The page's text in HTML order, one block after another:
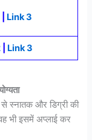
Link 3
Link 3
से स्नातक और डिग्री की
वह भी इसमें अप्लाई कर